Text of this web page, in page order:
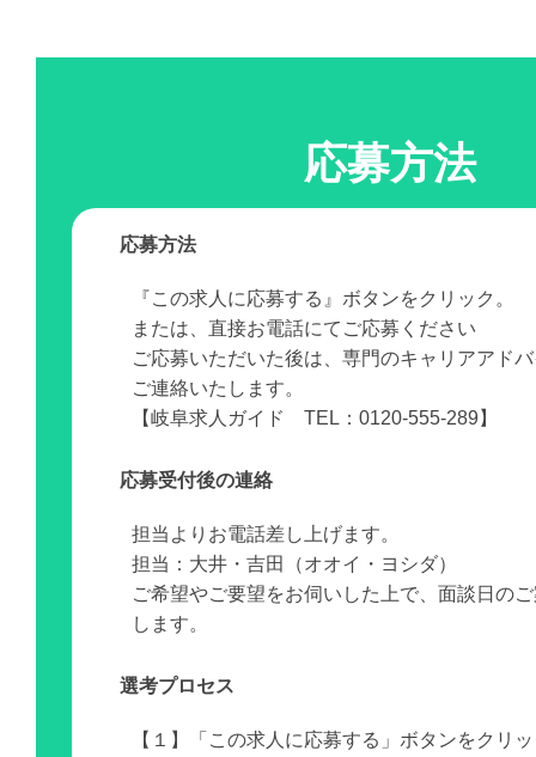
応募方法
応募方法
『この求人に応募する』ボタンをクリック。
または、直接お電話にてご応募ください
ご応募いただいた後は、専門のキャリアアド
ご連絡いたします。
【岐阜求人ガイド TEL：0120-555-289】
応募受付後の連絡
担当よりお電話差し上げます。
担当：大井・吉田（オオイ・ヨシダ）
ご希望やご要望をお伺いした上で、面談日の
します。
選考プロセス
【１】「この求人に応募する」ボタンをクリ